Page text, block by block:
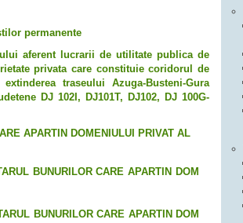
permanente
aferent lucrarii de utilitate publica de
privata care constituie coridorul de
traseului Azuga-Busteni-Gura
DJ 102I, DJ101T, DJ102, DJ 100G-
APARTIN DOMENIULUI PRIVAT AL
BUNURILOR CARE APARTIN DOM
BUNURILOR CARE APARTIN DOM